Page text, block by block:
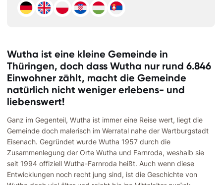
Wutha ist eine kleine Gemeinde in
Thüringen, doch dass Wutha nur rund 6.846
Einwohner zählt, macht die Gemeinde
natürlich nicht weniger erlebens- und
liebenswert!
Ganz im Gegenteil, Wutha ist immer eine Reise wert, liegt die
Gemeinde doch malerisch im Werratal nahe der Wartburgstadt
Eisenach. Gegründet wurde Wutha 1957 durch die
Zusammenlegung der Orte Wutha und Farnroda, weshalb sie
seit 1994 offiziell Wutha-Farnroda heißt. Auch wenn diese
Entwicklungen noch recht jung sind, ist die Geschichte von